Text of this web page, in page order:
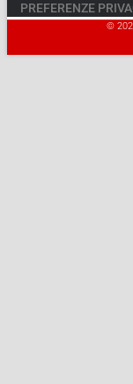
PREFERENZE
©